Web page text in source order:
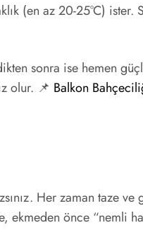
(en az 20-25°C) ister.
sonra ise hemen
olur. 📌 Balkon
Her zaman taze ve
ekmeden önce “nemli